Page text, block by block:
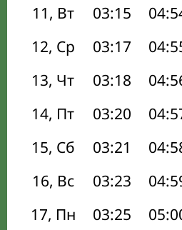
11, Вт
03:15
12, Ср
03:17
13, Чт
03:18
14, Пт
03:20
15, Сб
03:21
16, Вс
03:23
17, Пн
03:25